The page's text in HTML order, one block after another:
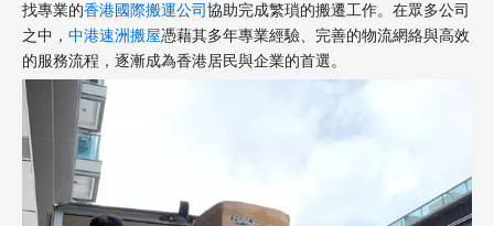
找專業的香港國際搬運公司協助完成繁瑣的搬遷工作。在眾多公司
之中， 中港速洲搬屋憑藉其多年專業經驗、完善的物流網絡與高效
的服務流程，逐漸成為香港居民與企業的首選。